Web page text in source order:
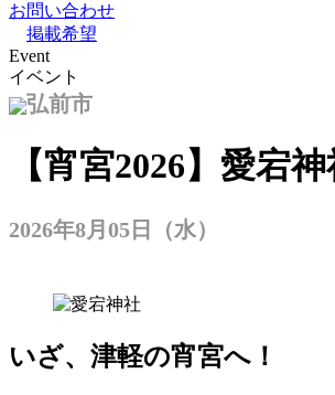
お問い合わせ
掲載希望
Event
イベント
弘前市
【宵宮2026】愛宕
2026年8月05日（水）
いざ、津軽の宵宮へ ！